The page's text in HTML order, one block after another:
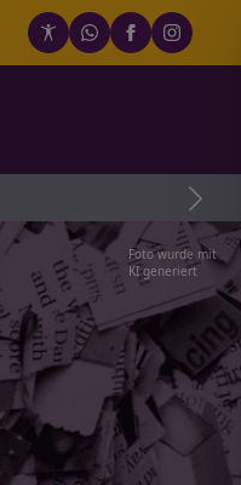
Foto wurde mit
KI generiert